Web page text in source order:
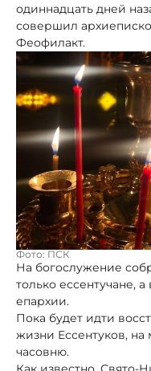
одиннадцать дней
совершил
Феофилакт.
Фото: ПСК
На богослужение
только ессентучане,
епархии.
Пока будет идти
жизни Ессентуков, на
часовню.